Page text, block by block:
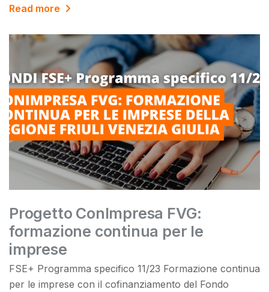
Read more
Progetto ConImpresa FVG:
formazione continua per le
imprese
FSE+ Programma specifico 11/23 Formazione continua
per le imprese con il cofinanziamento del Fondo